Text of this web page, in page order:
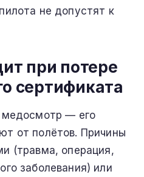
не допустят к
при потере
сертификата
медосмотр — его
от полётов. Причины
(травма, операция,
заболевания) или